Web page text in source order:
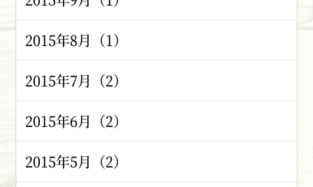
2015年8月（1）
2015年7月（2）
2015年6月（2）
2015年5月（2）